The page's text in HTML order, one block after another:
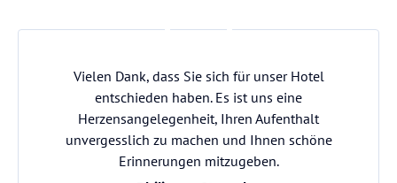
Vielen Dank, dass Sie sich für unser Hotel
entschieden haben. Es ist uns eine
Herzensangelegenheit, Ihren Aufenthalt
unvergesslich zu machen und Ihnen schöne
Erinnerungen mitzugeben.